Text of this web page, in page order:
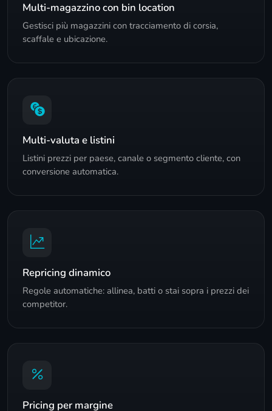
Multi-magazzino con bin location
Gestisci più magazzini con tracciamento di corsia,
scaffale e ubicazione.
Multi-valuta e listini
Listini prezzi per paese, canale o segmento cliente, con
conversione automatica.
Repricing dinamico
Regole automatiche: allinea, batti o stai sopra i prezzi dei
competitor.
Pricing per margine